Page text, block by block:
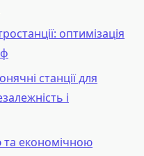
оптимізація
станції для
і
та економічною